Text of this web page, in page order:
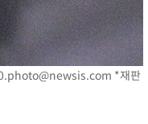
*재판